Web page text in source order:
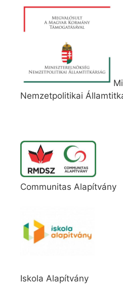
Nemzetpolitikai
Communitas Alapítvány
Iskola Alapítvány